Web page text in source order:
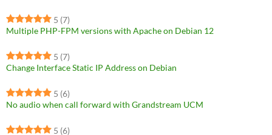
5 (7)
Multiple PHP-FPM versions with Apache on Debian 12
5 (7)
Change Interface Static IP Address on Debian
5 (6)
No audio when call forward with Grandstream UCM
5 (6)